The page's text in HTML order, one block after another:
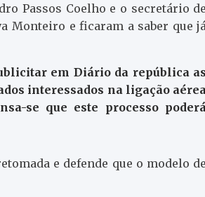
Passos Coelho e o secretário de
Monteiro e ficaram a saber que
em Diário da república as
interessados na ligação
se que este processo
e defende que o modelo de